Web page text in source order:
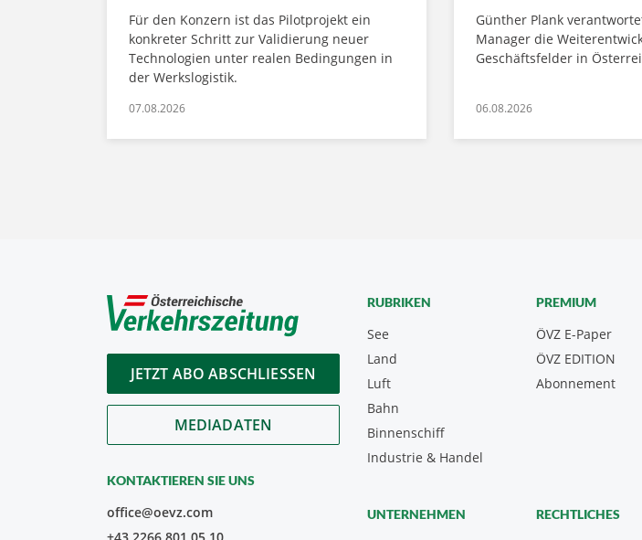
Für den Konzern ist das Pilotprojekt ein
konkreter Schritt zur Validierung neuer
Technologien unter realen Bedingungen in
der Werkslogistik.
07.08.2026
Günther Plank
Manager die
Geschäftsfelder in
06.08.2026
JETZT ABO ABSCHLIESSEN
MEDIADATEN
KONTAKTIEREN SIE UNS
office@oevz.com
RUBRIKEN
See
Land
Luft
Bahn
Binnenschiff
Industrie & Handel
PREMIUM
ÖVZ E-Paper
Abonnement
ÖVZ EDITION
UNTERNEHMEN RECHTLICHES